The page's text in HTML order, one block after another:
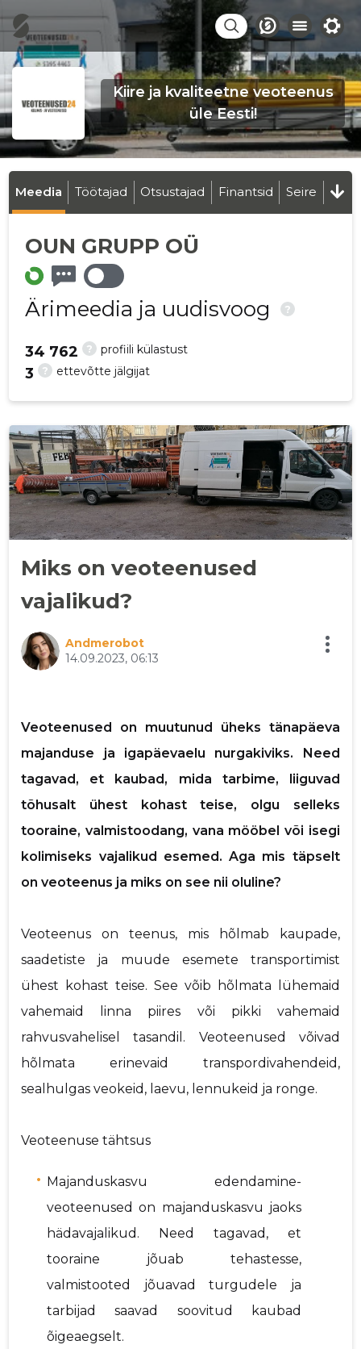
Kiire ja kvaliteetne veoteenus
üle Eesti!
Meedia Töötajad Otsustajad Finantsid Seire
OUN GRUPP OÜ
Ärimeedia ja uudisvoog ?
? profiili külastust
34 762
? ettevõtte jälgijat
3
Miks on veoteenused
vajalikud?
Andmerobot
14.09.2023, 06:13
Veoteenused on muutunud üheks tänapäeva
majanduse ja igapäevaelu nurgakiviks. Need
tagavad, et kaubad, mida tarbime, liiguvad
tõhusalt ühest kohast teise, olgu selleks
tooraine, valmistoodang, vana mööbel või isegi
kolimiseks vajalikud esemed. Aga mis täpselt
on veoteenus ja miks on see nii oluline?
Veoteenus on teenus, mis hõlmab kaupade,
saadetiste ja muude esemete transportimist
ühest kohast teise. See võib hõlmata lühemaid
vahemaid linna piires või pikki vahemaid
rahvusvahelisel tasandil. Veoteenused võivad
hõlmata erinevaid transpordivahendeid,
sealhulgas veokeid, laevu, lennukeid ja ronge.
Veoteenuse tähtsus
Majanduskasvu edendamine-
veoteenused on majanduskasvu jaoks
hädavajalikud. Need tagavad, et
tooraine jõuab tehastesse,
valmistooted jõuavad turgudele ja
tarbijad saavad soovitud kaubad
õigeaegselt.
Sinu kommentaar